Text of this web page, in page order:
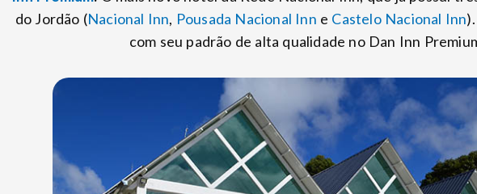
do Jordão (Nacional Inn, Pousada Nacional Inn e Castelo Nacional Inn
com seu padrão de alta qualidade no Dan Inn